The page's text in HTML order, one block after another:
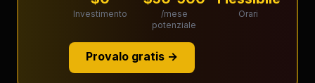
Investimento
/mese
potenziale
Orari
Provalo gratis →